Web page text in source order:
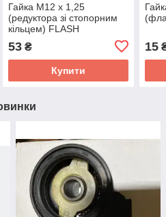
Гайка М12 x 1,25
(редуктора зі стопорним
кільцем) FLASH
53₴
Купити
15